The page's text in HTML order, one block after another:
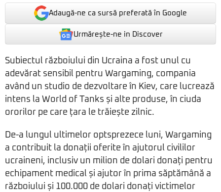
Adaugă-ne ca sursă preferată în Google
Urmărește-ne in Discover
Subiectul războiului din Ucraina a fost unul cu
adevărat sensibil pentru Wargaming, compania
având un studio de dezvoltare în Kiev, care lucrează
intens la World of Tanks și alte produse, în ciuda
ororilor pe care țara le trăiește zilnic.
De-a lungul ultimelor optsprezece luni, Wargaming
a contribuit la donații oferite în ajutorul civililor
ucraineni, inclusiv un milion de dolari donați pentru
echipament medical și ajutor în prima săptămână a
războiului și 100.000 de dolari donați victimelor